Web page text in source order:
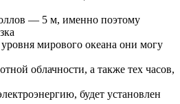
— 5 м, именно поэтому
мирового океана они могу
облачности, а также тех часов,
будет установлен